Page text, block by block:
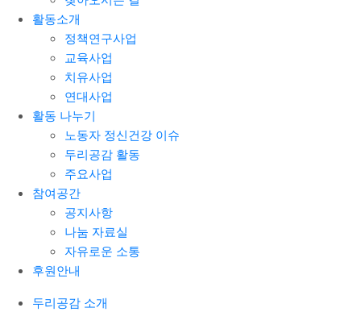
활동소개
정책연구사업
교육사업
치유사업
연대사업
활동 나누기
노동자 정신건강 이슈
두리공감 활동
주요사업
참여공간
공지사항
나눔 자료실
자유로운 소통
후원안내
두리공감 소개